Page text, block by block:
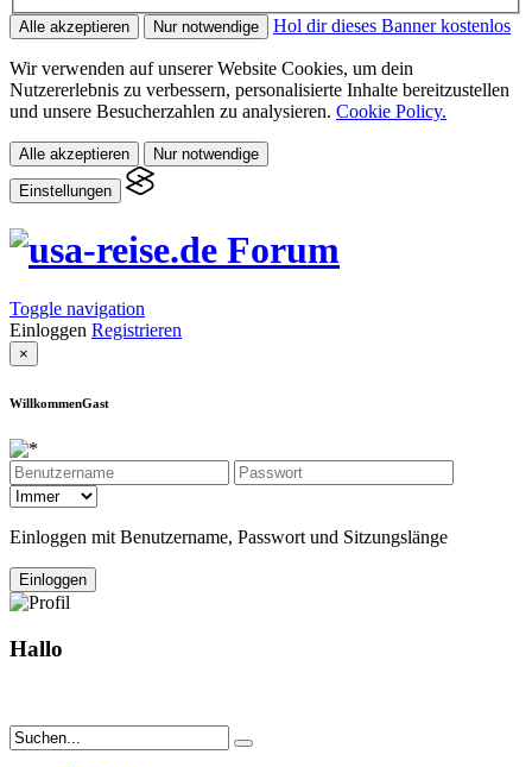
Alle akzeptieren Nur notwendige Hol dir dieses Banner kostenlos
Wir verwenden auf unserer Website Cookies, um dein
Nutzererlebnis zu verbessern, personalisierte Inhalte bereitzustellen
und unsere Besucherzahlen zu analysieren. Cookie Policy.
Alle akzeptieren Nur notwendige
Einstellungen
Toggle navigation
Einloggen Registrieren
×
WillkommenGast
Einloggen mit Benutzername, Passwort und Sitzungslänge
Hallo